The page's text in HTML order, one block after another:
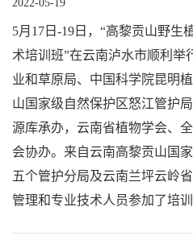
2022-05-19
5月17日-19日，“高黎贡山野生
术培训班”在云南泸水市顺利举
业和草原局、中国科学院昆明
山国家级自然保护区怒江管护
源库承办，云南省植物学会、
会协办。来自云南高黎贡山国
五个管护分局及云南兰坪云岭
管理和专业技术人员参加了培